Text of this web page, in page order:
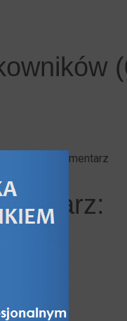
swój komentarz